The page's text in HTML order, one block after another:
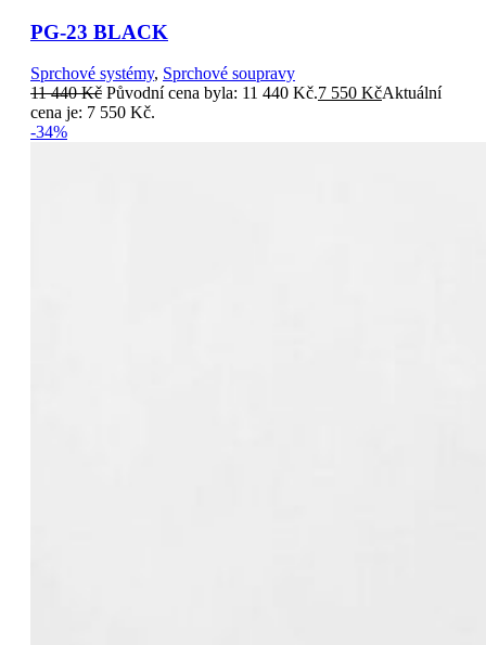
PG-23 BLACK
Sprchové systémy, Sprchové soupravy
11 440Kč Původní cena byla: 11 440 Kč.7 550 KčAktuální
cena je: 7 550 Kč.
-34%